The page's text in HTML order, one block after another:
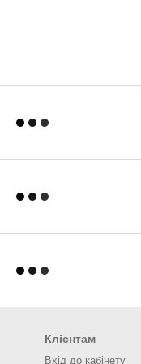
Клієнтам
Вхід до кабінету